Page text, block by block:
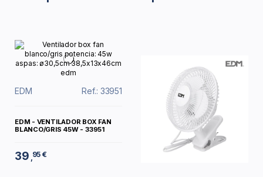
EDM Ref.: 33951
EDM - VENTILADOR BOX FAN
BLANCO/GRIS 45W - 33951
39 95 €